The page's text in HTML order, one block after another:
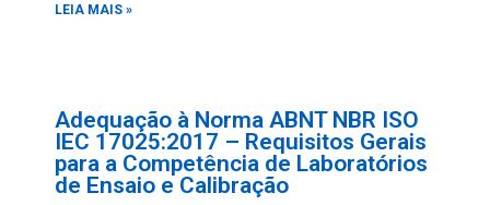
LEIA MAIS »
Adequação à Norma ABNT NBR ISO
IEC 17025:2017 – Requisitos Gerais
para a Competência de Laboratórios
de Ensaio e Calibração